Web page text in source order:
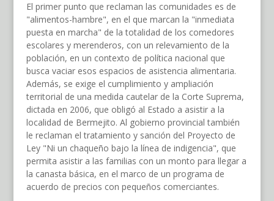
El primer punto que reclaman las comunidades es de
"alimentos-hambre", en el que marcan la "inmediata
puesta en marcha" de la totalidad de los comedores
escolares y merenderos, con un relevamiento de la
población, en un contexto de política nacional que
busca vaciar esos espacios de asistencia alimentaria.
Además, se exige el cumplimiento y ampliación
territorial de una medida cautelar de la Corte Suprema,
dictada en 2006, que obligó al Estado a asistir a la
localidad de Bermejito. Al gobierno provincial también
le reclaman el tratamiento y sanción del Proyecto de
Ley "Ni un chaqueño bajo la línea de indigencia", que
permita asistir a las familias con un monto para llegar a
la canasta básica, en el marco de un programa de
acuerdo de precios con pequeños comerciantes.